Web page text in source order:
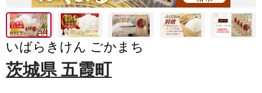
いばらきけん ごかまち
茨城県 五霞町